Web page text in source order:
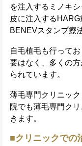
を注入するミノキ
皮に注入する
BENEVスタンプ療
自毛植毛も行って
要はなく、多くの
られています。
薄毛専門クリニッ
院でも薄毛専門ク
きます。
■クリニックでの